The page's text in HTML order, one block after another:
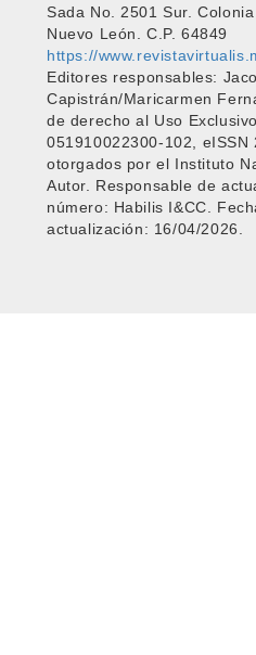
Sada No. 2501 Sur.
Nuevo León. C.P. 64849
https://
Editores responsables:
Capistrán/Maricarmen
de derecho al Uso
051910022300-102, eISSN
otorgados por el Instituto
Autor. Responsable de
número: Habilis I&CC.
actualización: 16/04/2026.